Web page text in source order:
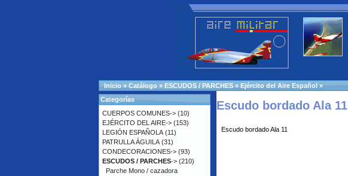
Inicio » Catálogo » ESCUDOS / PARCHES » Ejército del Aire Español »
Escudo bordado Ala 11
Escudo bordado Ala 11
Categorías
CUERPOS COMUNES-> (10)
EJÉRCITO DEL AIRE-> (153)
LEGIÓN ESPAÑOLA (11)
PATRULLA ÁGUILA (31)
CONDECORACIONES-> (93)
ESCUDOS / PARCHES-> (210)
Parche Mono / cazadora